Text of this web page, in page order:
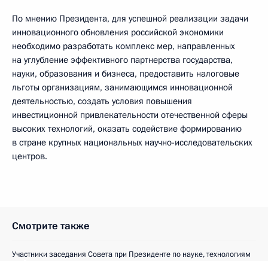
По мнению Президента, для успешной реализации задачи
инновационного обновления российской экономики
необходимо разработать комплекс мер, направленных
на углубление эффективного партнерства государства,
науки, образования и бизнеса, предоставить налоговые
льготы организациям, занимающимся инновационной
деятельностью, создать условия повышения
инвестиционной привлекательности отечественной сферы
высоких технологий, оказать содействие формированию
в стране крупных национальных научно-исследовательских
центров.
Смотрите также
Участники заседания Совета при Президенте по науке, технологиям